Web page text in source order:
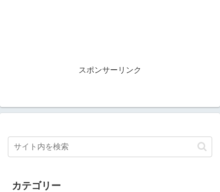
スポンサーリンク
カテゴリー